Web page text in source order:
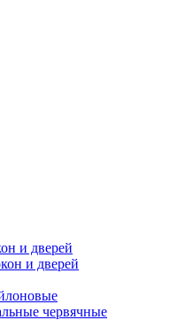
и дверей
и дверей
червячные